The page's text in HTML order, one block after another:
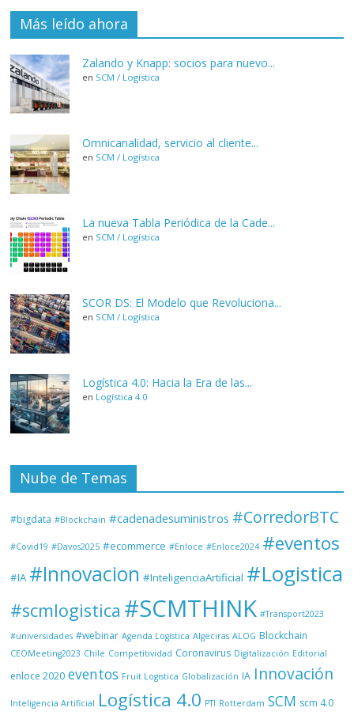
Más leído ahora
Zalando y Knapp: socios para nuevo...
en SCM / Logística
Omnicanalidad, servicio al cliente...
en SCM / Logística
La nueva Tabla Periódica de la Cade...
en SCM / Logística
SCOR DS: El Modelo que Revoluciona...
en SCM / Logística
Logística 4.0: Hacia la Era de las...
en Logística 4.0
Nube de Temas
#bigdata #Blockchain #cadenadesuministros #CorredorBTC
#Covid19 #Davos2025 #ecommerce #Enloce #Enloce2024 #eventos
#IA #Innovacion #InteligenciaArtificial #Logistica
#scmlogistica #SCMTHINK #Transport2023
#universidades #webinar Agenda Logística Algeciras ALOG Blockchain
CEOMeeting2023 Chile Competitividad Coronavirus Digitalización Editorial
enloce 2020 eventos Fruit Logistica Globalización IA Innovación
Inteligencia Artificial Logística 4.0 PTI Rotterdam SCM scm 4.0